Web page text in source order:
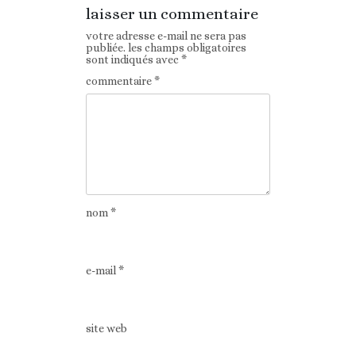
laisser un commentaire
votre adresse e-mail ne sera pas
publiée. les champs obligatoires
sont indiqués avec*
commentaire*
nom*
e-mail*
site web